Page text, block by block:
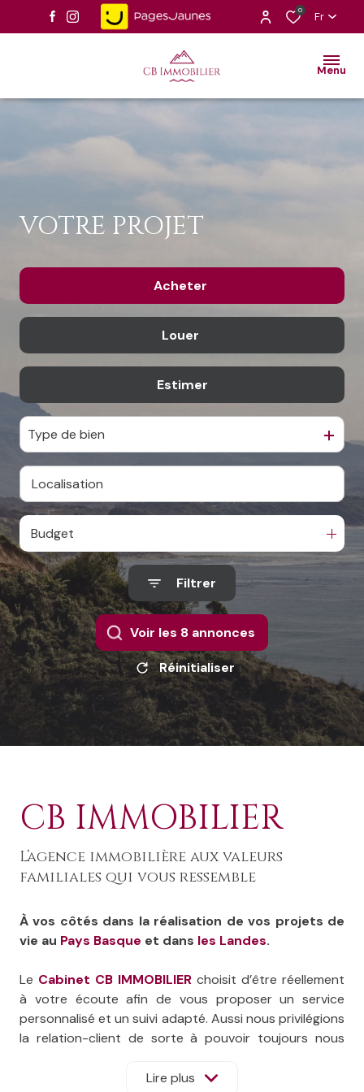
0 Fr
Menu
VOTRE PROJET
Acheter
Du neuf
Louer
Estimer
Type de bien
Budget
Filtrer
Voir les 8 annonces
Réinitialiser
CB IMMOBILIER
L’agence immobilière aux valeurs
familiales qui vous ressemble
À vos côtés dans la réalisation de vos projets de
vie au Pays Basque et dans les Landes.
Le Cabinet CB IMMOBILIER choisit d’être réellement
à votre écoute afin de vous proposer un service
personnalisé et un suivi adapté. Aussi nous privilégions
la relation-client de sorte à pouvoir toujours nous
Fortes de notre savoir-faire et de nos connaissances
Lire plus